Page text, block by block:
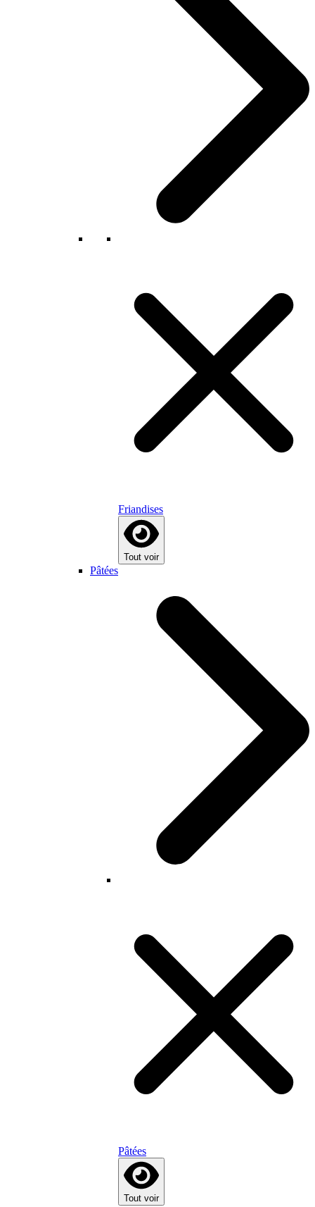
Friandises
Tout voir
Pâtées
Pâtées
Tout voir